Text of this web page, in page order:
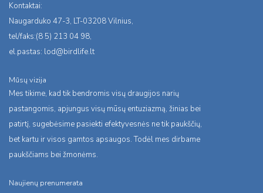
Kontaktai:
Naugarduko 47-3, LT-03208 Vilnius,
tel/faks:(8 5) 213 04 98,
el.pastas: lod@birdlife.lt
Mūsų vizija
Mes tikime, kad tik bendromis visų draugijos narių
pastangomis, apjungus visų mūsų entuziazmą, žinias bei
patirtį, sugebėsime pasiekti efektyvesnės ne tik paukščių,
bet kartu ir visos gamtos apsaugos. Todėl mes dirbame
paukščiams bei žmonėms.
Naujienų prenumerata